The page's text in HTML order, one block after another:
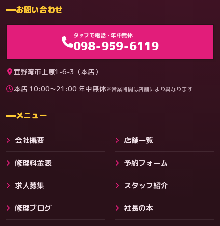
料金
お問い合わせ
タップで電話・年中無休
098-959-6119
宜野湾市上原1-6-3（本店）
本店 10:00〜21:00 年中無休※営業時間は店舗により異なります
メニュー
会社概要 店舗一覧
修理料金表 予約フォーム
求人募集 スタッフ紹介
修理ブログ 社長の本